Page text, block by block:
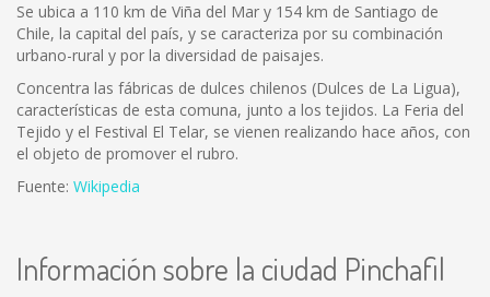
Se ubica a 110 km de Viña del Mar y 154 km de Santiago de
Chile, la capital del país, y se caracteriza por su combinación
urbano-rural y por la diversidad de paisajes.
Concentra las fábricas de dulces chilenos (Dulces de La Ligua),
características de esta comuna, junto a los tejidos. La Feria del
Tejido y el Festival El Telar, se vienen realizando hace años, con
el objeto de promover el rubro.
Fuente: Wikipedia
Información sobre la ciudad Pinchafil